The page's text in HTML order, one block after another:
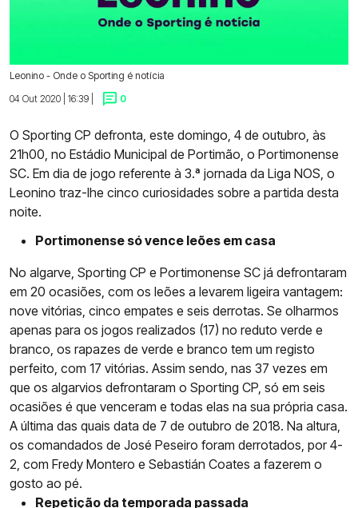
Leonino - Onde o Sporting é notícia
04 Out 2020 | 16:39 |
0
O Sporting CP defronta, este domingo, 4 de outubro, às
21h00, no Estádio Municipal de Portimão, o Portimonense
SC. Em dia de jogo referente à 3.ª jornada da Liga NOS, o
Leonino traz-lhe cinco curiosidades sobre a partida desta
noite.
Portimonense só vence leões em casa
No algarve, Sporting CP e Portimonense SC já defrontaram
em 20 ocasiões, com os leões a levarem ligeira vantagem:
nove vitórias, cinco empates e seis derrotas. Se olharmos
apenas para os jogos realizados (17) no reduto verde e
branco, os rapazes de verde e branco tem um registo
perfeito, com 17 vitórias. Assim sendo, nas 37 vezes em
que os algarvios defrontaram o Sporting CP, só em seis
ocasiões é que venceram e todas elas na sua própria casa.
A última das quais data de 7 de outubro de 2018. Na altura,
os comandados de José Peseiro foram derrotados, por 4-
2, com Fredy Montero e Sebastián Coates a fazerem o
gosto ao pé.
Repetição da temporada passada